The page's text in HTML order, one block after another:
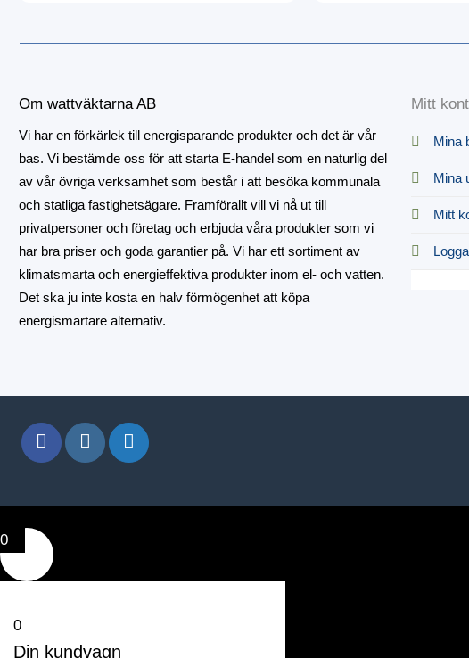
Om wattväktarna AB
Vi har en förkärlek till energisparande produkter och det är vår
bas. Vi bestämde oss för att starta E-handel som en naturlig del
av vår övriga verksamhet som består i att besöka kommunala
och statliga fastighetsägare. Framförallt vill vi nå ut till
privatpersoner och företag och erbjuda våra produkter som vi
har bra priser och goda garantier på. Vi har ett sortiment av
klimatsmarta och energieffektiva produkter inom el- och vatten.
Det ska ju inte kosta en halv förmögenhet att köpa
energismartare alternativ.
Mitt
Mina
Mina
Mitt
0
0
Din kundvagn